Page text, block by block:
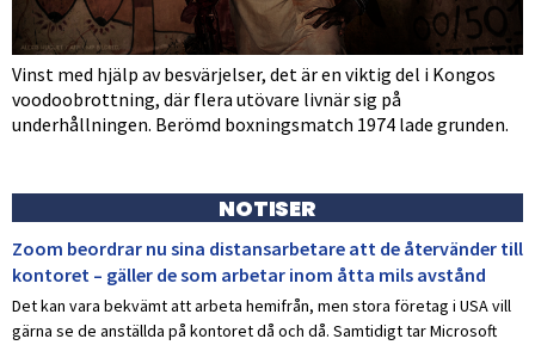
Vinst med hjälp av besvärjelser, det är en viktig del i Kongos
voodoobrottning, där flera utövare livnär sig på
underhållningen. Berömd boxningsmatch 1974 lade grunden.
NOTISER
Zoom beordrar nu sina distansarbetare att de återvänder till
kontoret – gäller de som arbetar inom åtta mils avstånd
Det kan vara bekvämt att arbeta hemifrån, men stora företag i USA vill
gärna se de anställda på kontoret då och då. Samtidigt tar Microsoft